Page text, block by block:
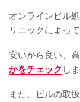
オンラインピル
リニックによっ
安いから良い、
かをチェック し
また、ピルの取